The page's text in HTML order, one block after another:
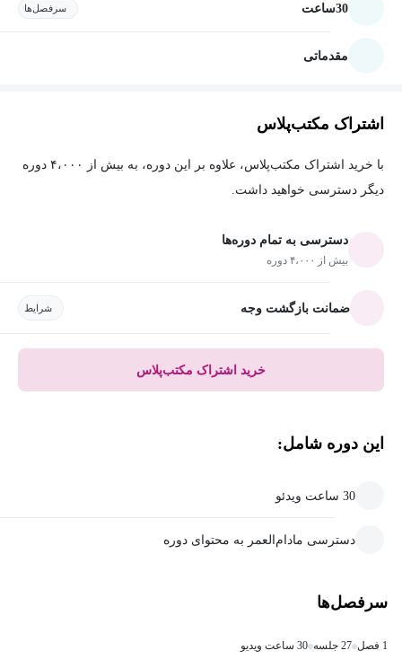
30ساعت سرفصل‌ها
مقدماتی
اشتراک مکتب‌پلاس
با خرید اشتراک مکتب‌پلاس، علاوه بر این دوره، به بیش از ۴،۰۰۰ دوره
دیگر دسترسی خواهید داشت.
دسترسی به تمام دوره‌ها
بیش از ۴،۰۰۰ دوره
ضمانت بازگشت وجه شرایط
خرید اشتراک مکتب‌پلاس
این دوره شامل:
30 ساعت ویدئو
دسترسی مادام‌العمر به محتوای دوره
سرفصل‌ها
1 فصل 27 جلسه 30 ساعت ویدیو